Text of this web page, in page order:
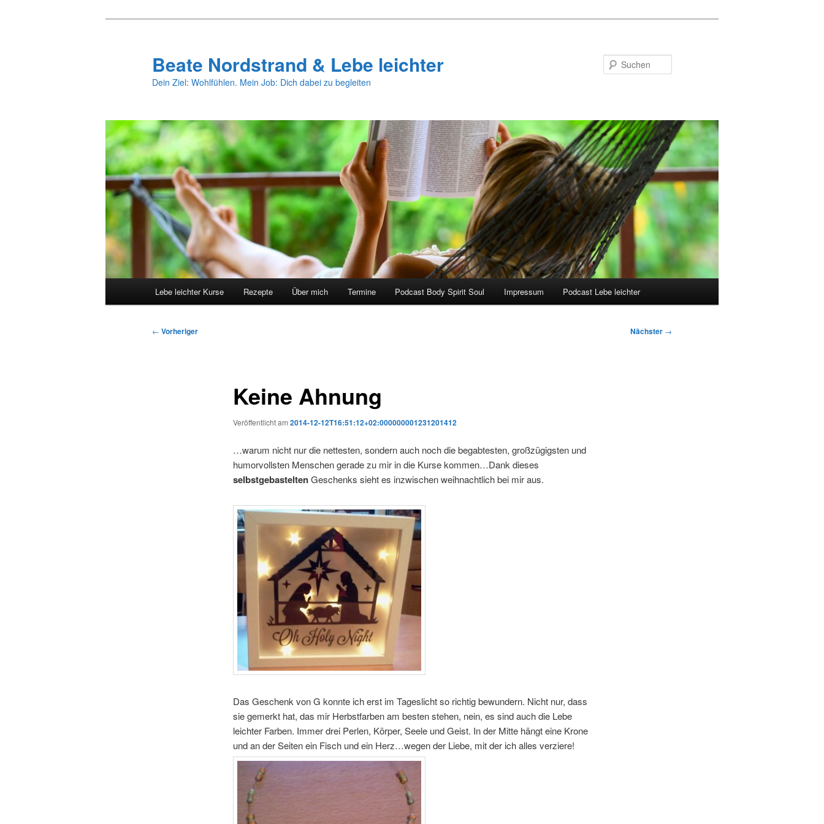
Beate Nordstrand & Lebe leichter
Dein Ziel: Wohlfühlen. Mein Job: Dich dabei zu begleiten
Lebe leichter Kurse Rezepte Über mich Termine Podcast Body Spirit Soul Impressum Podcast Lebe leichter
Beitragsnavigation
← Vorheriger Nächster →
Keine Ahnung
Veröffentlicht am 2014-12-12T16:51:12+02:000000001231201412
…warum nicht nur die nettesten, sondern auch noch die begabtesten, großzügigsten und
humorvollsten Menschen gerade zu mir in die Kurse kommen…Dank dieses
selbstgebasteltenGeschenks sieht es inzwischen weihnachtlich bei mir aus.
Das Geschenk von G konnte ich erst im Tageslicht so richtig bewundern. Nicht nur, dass
sie gemerkt hat, das mir Herbstfarben am besten stehen, nein, es sind auch die Lebe
leichter Farben. Immer drei Perlen, Körper, Seele und Geist. In der Mitte hängt eine Krone
und an der Seiten ein Fisch und ein Herz…wegen der Liebe, mit der ich alles verziere!